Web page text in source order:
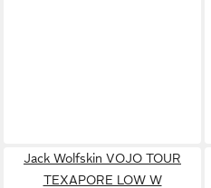
Jack Wolfskin VOJO TOUR
TEXAPORE LOW W